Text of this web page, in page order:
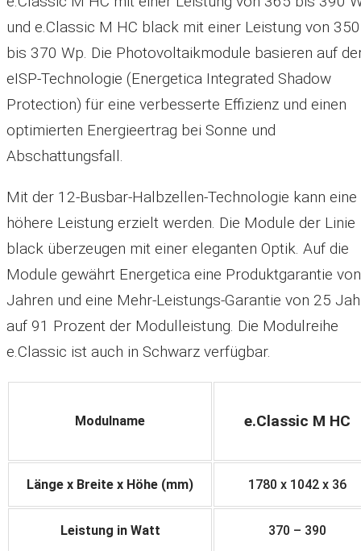
und e.Classic M HC black mit einer Leistung von 350
bis 370 Wp. Die Photovoltaikmodule basieren auf
eISP-Technologie (Energetica Integrated Shadow
Protection) für eine verbesserte Effizienz und einen
optimierten Energieertrag bei Sonne und
Abschattungsfall.
Mit der 12-Busbar-Halbzellen-Technologie kann eine
höhere Leistung erzielt werden. Die Module der Linie
black überzeugen mit einer eleganten Optik. Auf die
Module gewährt Energetica eine Produktgarantie
Jahren und eine Mehr-Leistungs-Garantie von 25
auf 91 Prozent der Modulleistung. Die Modulreihe
e.Classic ist auch in Schwarz verfügbar.
Modulname e.Classic M HC
Länge x Breite x Höhe (mm) 1780 x 1042 x 36
Leistung in Watt 370 – 390